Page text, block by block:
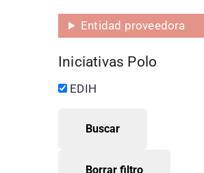
Entidad proveedora
Iniciativas Polo
EDIH